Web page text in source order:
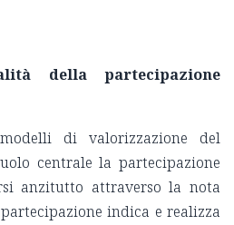
della partecipazione
di valorizzazione del
centrale la partecipazione
anzitutto attraverso la nota
indica e realizza